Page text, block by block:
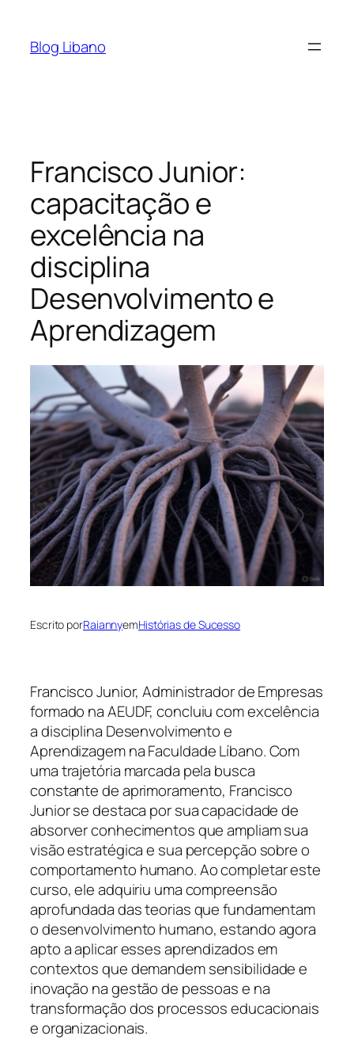
Blog Libano
Francisco Junior:
capacitação e
excelência na
disciplina
Desenvolvimento e
Aprendizagem
Escrito porRaiannyemHistórias de Sucesso
Francisco Junior, Administrador de Empresas
formado na AEUDF, concluiu com excelência
a disciplina Desenvolvimento e
Aprendizagem na Faculdade Líbano. Com
uma trajetória marcada pela busca
constante de aprimoramento, Francisco
Junior se destaca por sua capacidade de
absorver conhecimentos que ampliam sua
visão estratégica e sua percepção sobre o
comportamento humano. Ao completar este
curso, ele adquiriu uma compreensão
aprofundada das teorias que fundamentam
o desenvolvimento humano, estando agora
apto a aplicar esses aprendizados em
contextos que demandem sensibilidade e
inovação na gestão de pessoas e na
transformação dos processos educacionais
e organizacionais.